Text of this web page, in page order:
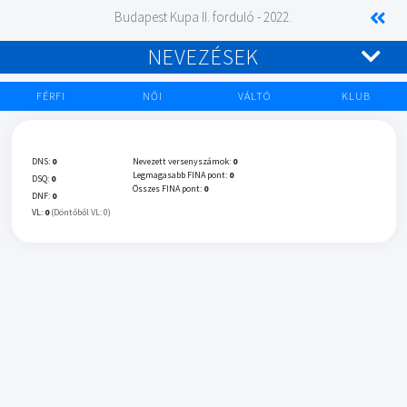
Budapest Kupa II. forduló - 2022.
NEVEZÉSEK
FÉRFI NŐI VÁLTÓ KLUB
DNS: 0
DSQ: 0
DNF: 0
VL: 0 (Döntőből VL: 0)
Nevezett versenyszámok: 0
Legmagasabb FINA pont: 0
Összes FINA pont: 0